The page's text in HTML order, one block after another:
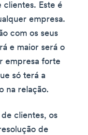
clientes. Este é
empresa.
com os seus
e maior será o
empresa forte
só terá a
na relação.
clientes, os
de